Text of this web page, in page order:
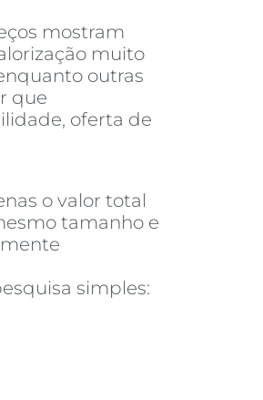
mostram
muito
outras
que
oferta de
o valor total
tamanho e
simples: